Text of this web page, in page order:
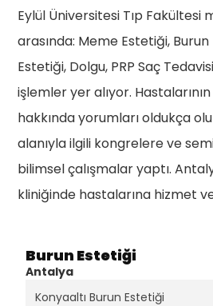
Burun Estetiği
Antalya
Konyaaltı Burun Estetiği
Eylül Üniversitesi Tıp Fakültesi
arasında: Meme Estetiği,
Estetiği, Dolgu, PRP Saç
işlemler yer alıyor.
hakkında yorumları oldukça
alanıyla ilgili kongrelere ve
bilimsel çalışmalar yaptı.
kliniğinde hastalarına hizmet